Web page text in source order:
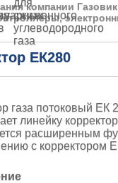
компании Газовик
ЕК280
газа потоковый ЕК
линейку
расширенным
с корректором